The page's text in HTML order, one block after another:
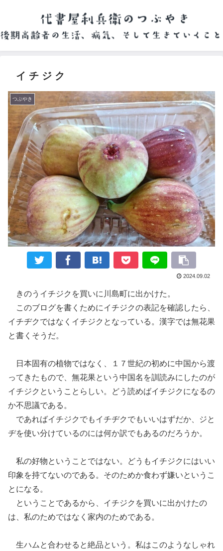
イ チ ジ ク
つぶやき
2024.09.02
きのうイチジクを買いに川島町に出かけた。
このブログを書くためにイチジクの表記を確認したら、
イチヂクではなくイチジクとなっている。漢字では無花果
と書くそうだ。
日本固有の植物ではなく、１７世紀の初めに中国から渡
ってきたもので 無花果という中国名を訓読みにしたのが
イチジクということらしい。
どう読めばイチジクになるの
か不思議である。
であればイチジク でもイチヂク でもいいはずだか、
ジと
ヂを使い分けているのには何か訳でもあるのだろうか。
私の好物ということではない。
どうもイチジクにはいい
印象を持てないのである。そのためか食わず嫌いというこ
とになる。
ということであるから、 イチジクを買いに出かけたの
は、私のためではなく家内のためである。
生ハムと合わせると絶品という。 私はこのようなしゃれ